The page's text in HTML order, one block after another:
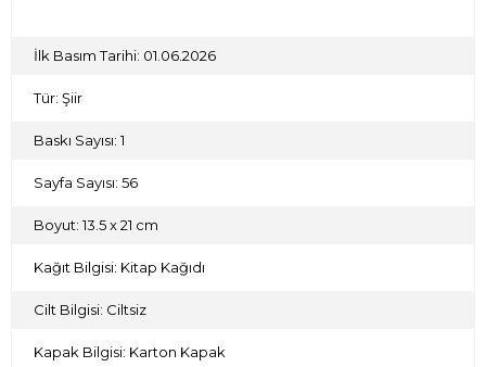
İlk Basım Tarihi: 01.06.2026
Tür: Şiir
Baskı Sayısı: 1
Sayfa Sayısı: 56
Boyut: 13.5 x 21 cm
Kağıt Bilgisi: Kitap Kağıdı
Cilt Bilgisi: Ciltsiz
Kapak Bilgisi: Karton Kapak